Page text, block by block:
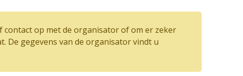
contact op met de organisator of om er zeker
De gegevens van de organisator vindt u